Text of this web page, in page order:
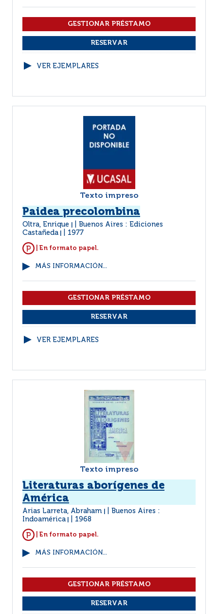
VER EJEMPLARES
Texto impreso
Paidea precolombina
Oltra, Enrique
Buenos Aires : Ediciones
Castañeda
1977
| En formato papel.
MÁS INFORMACIÓN...
VER EJEMPLARES
Texto impreso
Literaturas aborígenes de
América
Arias Larreta, Abraham
Buenos Aires :
Indoamérica
1968
| En formato papel.
MÁS INFORMACIÓN...